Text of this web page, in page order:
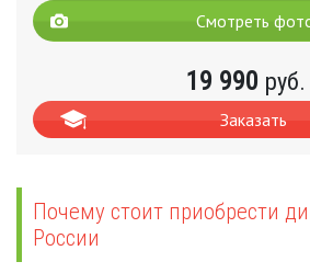
Смотреть
19 990 руб.
Заказать
Почему стоит приобрести
России